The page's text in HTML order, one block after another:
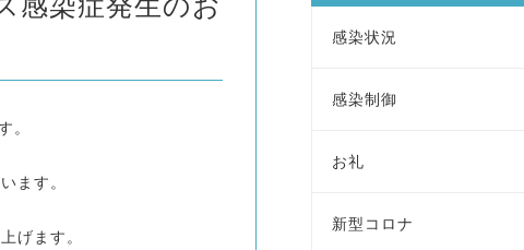
。
ます。
げます。
感染状況
感染制御
お礼
新型コロナ